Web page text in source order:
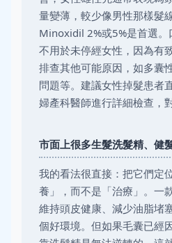
量變薄，較少像男性那樣髮
Minoxidil 2%或5%是首選
不用於未停經女性，因為有
排查其他可能原因，如多囊
問題等。建議女性掉髮患者
婦產科醫師進行詳細檢查，
市面上很多生髮洗髮精、健
我的看法很直接：把它們定
養」，而不是「治療」。一
維持頭皮健康、減少油脂堵
個好環境。但如果毛囊已經